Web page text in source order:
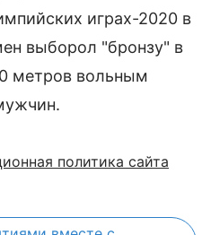
играх-2020 в
выборол "бронзу" в
метров вольным
политика сайта